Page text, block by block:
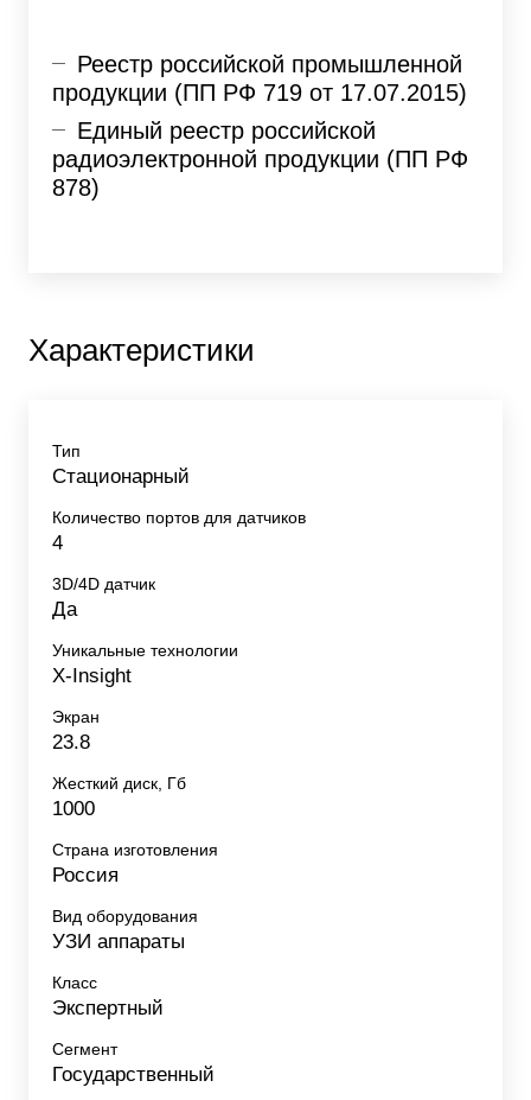
Реестр российской промышленной
продукции (ПП РФ 719 от 17.07.2015)
Единый реестр российской
радиоэлектронной продукции (ПП РФ
878)
Характеристики
Тип
Стационарный
Количество портов для датчиков
4
3D/4D датчик
Да
Уникальные технологии
X-Insight
Экран
23.8
Жесткий диск, Гб
1000
Страна изготовления
Россия
Вид оборудования
УЗИ аппараты
Класс
Экспертный
Сегмент
Государственный